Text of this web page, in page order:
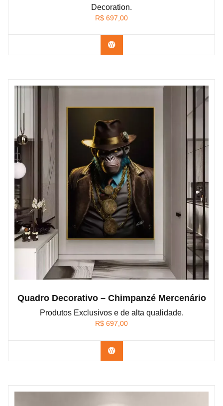
Decoration.
R$ 697,00
Confira os modelos
Quadro Decorativo – Chimpanzé Mercenário
Produtos Exclusivos e de alta qualidade.
R$ 697,00
Confira os modelos